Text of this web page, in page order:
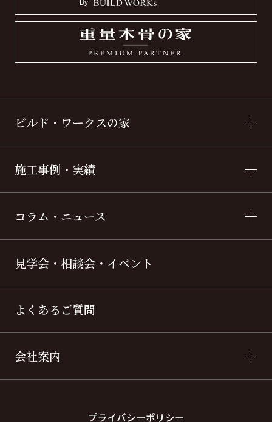
ビルド・ワークスの家
施工事例・実績
コラム・ニュース
見学会・相談会・イベント
よくあるご質問
会社案内
プライバシーポリシー